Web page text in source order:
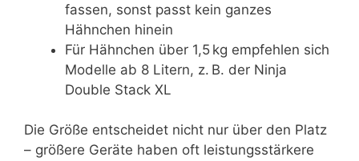
fassen, sonst passt kein ganzes
Hähnchen hinein
Für Hähnchen über 1,5 kg empfehlen sich
Modelle ab 8 Litern, z. B. der Ninja
Double Stack XL
Die Größe entscheidet nicht nur über den Platz
– größere Geräte haben oft leistungsstärkere